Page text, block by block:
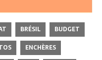
BRÉSIL
BUDGET
ENCHÈRES